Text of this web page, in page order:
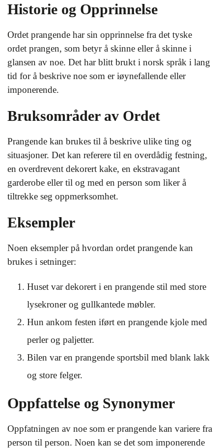
Historie og Opprinnelse
Ordet prangende har sin opprinnelse fra det tyske
ordet prangen, som betyr å skinne eller å skinne i
glansen av noe. Det har blitt brukt i norsk språk i lang
tid for å beskrive noe som er iøynefallende eller
imponerende.
Bruksområder av Ordet
Prangende kan brukes til å beskrive ulike ting og
situasjoner. Det kan referere til en overdådig festning,
en overdrevent dekorert kake, en ekstravagant
garderobe eller til og med en person som liker å
tiltrekke seg oppmerksomhet.
Eksempler
Noen eksempler på hvordan ordet prangende kan
brukes i setninger:
Huset var dekorert i en prangende stil med store
lysekroner og gullkantede møbler.
Hun ankom festen iført en prangende kjole med
perler og paljetter.
Bilen var en prangende sportsbil med blank lakk
og store felger.
Oppfattelse og Synonymer
Oppfatningen av noe som er prangende kan variere fra
person til person. Noen kan se det som imponerende